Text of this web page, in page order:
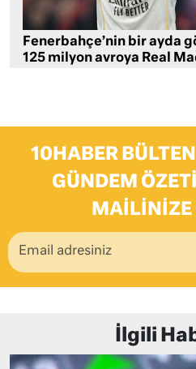
Fenerbahçe’nin bir ayda
125 milyon avroya Real
10HABER
GÜNDEM
MAILINIZE
İlgili